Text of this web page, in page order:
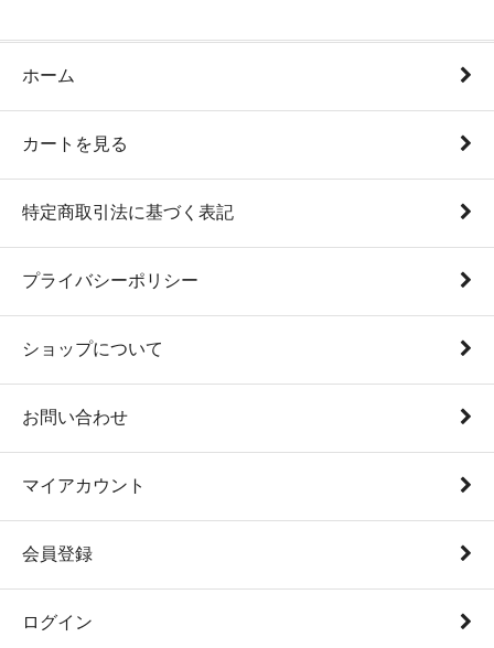
ホーム
カートを見る
特定商取引法に基づく表記
プライバシーポリシー
ショップについて
お問い合わせ
マイアカウント
会員登録
ログイン